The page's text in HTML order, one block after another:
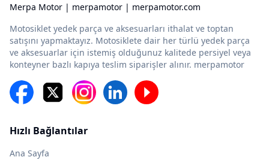
Merpa Motor | merpamotor | merpamotor.com
Motosiklet yedek parça ve aksesuarları ithalat ve toptan
satışını yapmaktayız. Motosiklete dair her türlü yedek parça
ve aksesuarlar için istemiş olduğunuz kalitede persiyel veya
konteyner bazlı kapıya teslim siparişler alınır. merpamotor
Hızlı Bağlantılar
Ana Sayfa